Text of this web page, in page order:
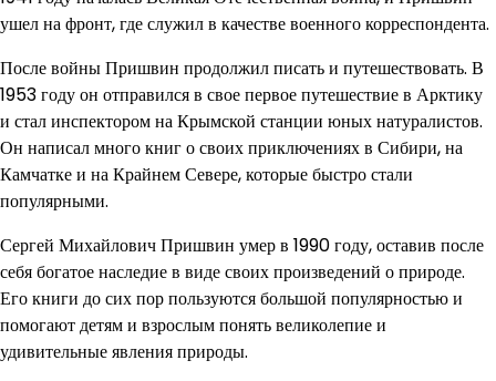
ушел на фронт, где служил в качестве военного корреспондента.
После войны Пришвин продолжил писать и путешествовать. В
1953 году он отправился в свое первое путешествие в Арктику
и стал инспектором на Крымской станции юных натуралистов.
Он написал много книг о своих приключениях в Сибири, на
Камчатке и на Крайнем Севере, которые быстро стали
популярными.
Сергей Михайлович Пришвин умер в 1990 году, оставив после
себя богатое наследие в виде своих произведений о природе.
Его книги до сих пор пользуются большой популярностью и
помогают детям и взрослым понять великолепие и
удивительные явления природы.